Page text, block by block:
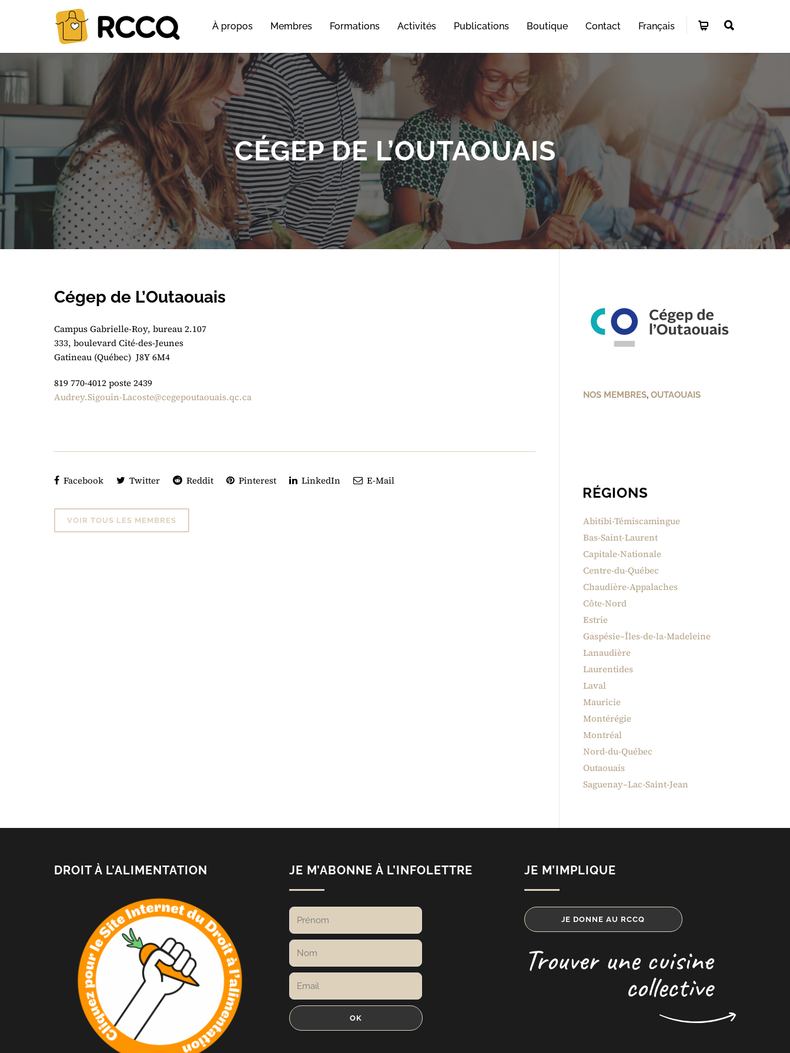
À propos Membres Formations Activités Publications Boutique Contact Français
CÉGEP DE L’OUTAOUAIS
Cégep de L’Outaouais
Campus Gabrielle-Roy, bureau 2.107
333, boulevard Cité-des-Jeunes
Gatineau (Québec) J8Y 6M4
819 770-4012 poste 2439
Audrey.Sigouin-Lacoste@cegepoutaouais.qc.ca
Facebook Twitter Reddit Pinterest LinkedIn E-Mail
VOIR TOUS LES MEMBRES
NOS MEMBRES, OUTAOUAIS
RÉGIONS
Abitibi-Témiscamingue
Bas-Saint-Laurent
Capitale-Nationale
Centre-du-Québec
Chaudière-Appalaches
Côte-Nord
Estrie
Gaspésie–Îles-de-la-Madeleine
Lanaudière
Laurentides
Laval
Mauricie
Montérégie
Montréal
Nord-du-Québec
Outaouais
Saguenay–Lac-Saint-Jean
DROIT À L’ALIMENTATION JE M’ABONNE À L’INFOLETTRE JE M’IMPLIQUE
JE DONNE AU RCCQ
Trouver une cuisine
collective